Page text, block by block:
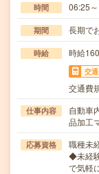
時間 06:25
期間 長期で
時給 時給
交
交通費
仕事内容
自動車
品加工
応募資格
職種未
◆未経
で気軽